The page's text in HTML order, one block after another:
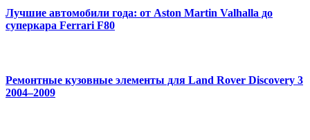
Лучшие автомобили года: от Aston Martin Valhalla до
суперкара Ferrari F80
Ремонтные кузовные элементы для Land Rover Discovery 3
2004–2009